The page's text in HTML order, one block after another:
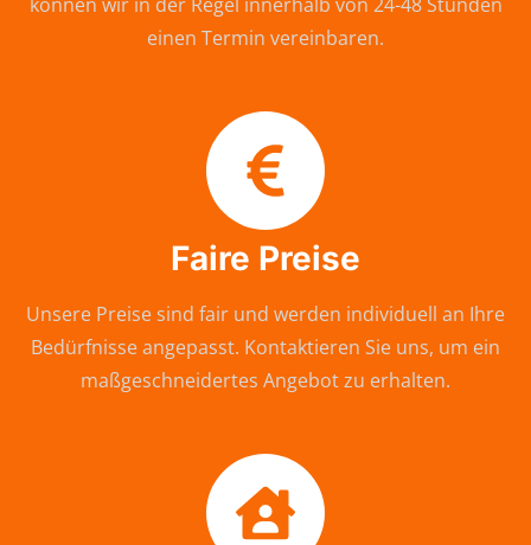
können wir in der Regel innerhalb von 24-48 Stunden
einen Termin vereinbaren.
Faire Preise
Unsere Preise sind fair und werden individuell an Ihre
Bedürfnisse angepasst. Kontaktieren Sie uns, um ein
maßgeschneidertes Angebot zu erhalten.